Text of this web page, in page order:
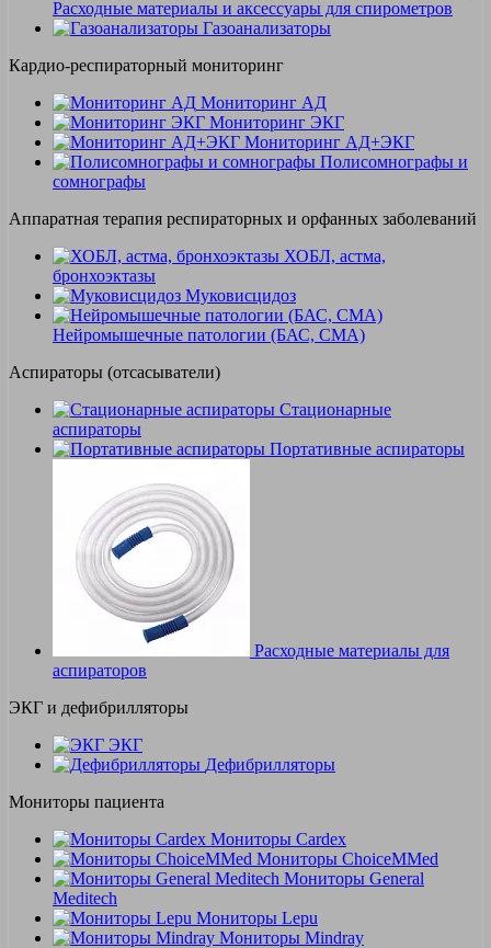
Расходные материалы и аксессуары для спирометров
Газоанализаторы
Кардио-респираторный мониторинг
Мониторинг АД
Мониторинг ЭКГ
Мониторинг АД+ЭКГ
Полисомнографы и
сомнографы
Аппаратная терапия респираторных и орфанных заболеваний
ХОБЛ, астма,
бронхоэктазы
Муковисцидоз
Нейромышечные патологии (БАС, СМА)
Аспираторы (отсасыватели)
Стационарные
аспираторы
Портативные аспираторы
Расходные материалы для
аспираторов
ЭКГ и дефибрилляторы
ЭКГ
Дефибрилляторы
Мониторы пациента
Мониторы Cardex
Мониторы ChoiceMMed
Мониторы General
Meditech
Мониторы Lepu
Мониторы Mindray